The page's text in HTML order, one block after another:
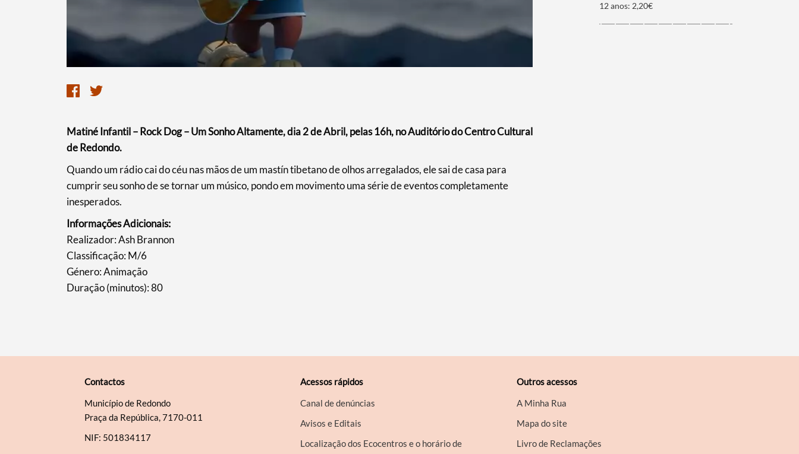
Termo de Pesquisa
Filtros
Matiné Infantil – Rock Dog – Um Sonho Altamente, dia 2 de Abril, pelas 16h, no Auditório do Centro Cultural
de Redondo.
​Quando um rádio cai do céu nas mãos de um mastín tibetano de olhos arregalados, ele sai de casa para
cumprir seu sonho de se tornar um músico, pondo em movimento uma série de eventos completamente
inesperados.
Informações Adicionais:
​Realizador: Ash Brannon
Classificação: M/6
Género: Animação
Duração (minutos): 80
12 anos: 2,20€
Contactos
Município de Redondo
Praça da República, 7170-011
NIF: 501834117
Acessos rápidos
Canal de denúncias
Avisos e Editais
Localização dos Ecocentros e o horário de
Outros acessos
A Minha Rua
Mapa do site
Livro de Reclamações